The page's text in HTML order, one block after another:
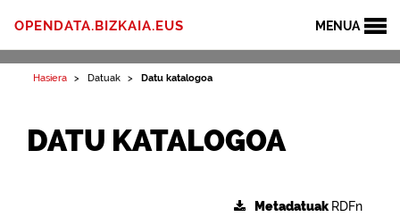
MENUA
OPENDATA.BIZKAIA.EUS
Hasiera Datuak Datu katalogoa
DATU KATALOGOA
Metadatuak RDFn